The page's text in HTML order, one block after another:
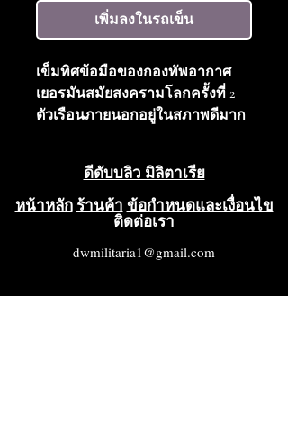
เพิ่มลงในรถเข็น
เข็มทิศข้อมือของกองทัพอากาศ
เยอรมันสมัยสงครามโลกครั้งที่ 2
ตัวเรือนภายนอกอยู่ในสภาพดีมาก
มีหมายเลขประจำเครื่องประทับอยู่
ตามที่เห็นในภาพ สภาพดีมากถึง
ดีดับบลิว มิลิตาเรีย
หน้าหลัก ร้านค้า ข้อกำหนดและเงื่อนไข
ติดต่อเรา
dwmilitaria1@gmail.com